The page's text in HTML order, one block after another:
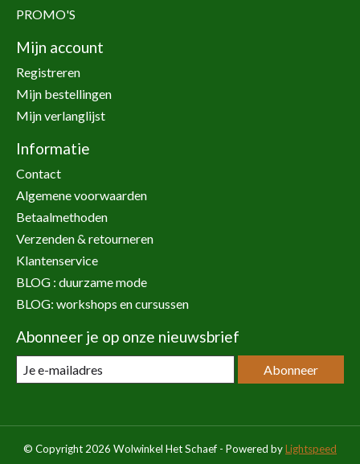
PROMO'S
Mijn account
Registreren
Mijn bestellingen
Mijn verlanglijst
Informatie
Contact
Algemene voorwaarden
Betaalmethoden
Verzenden & retourneren
Klantenservice
BLOG : duurzame mode
BLOG: workshops en cursussen
Abonneer je op onze nieuwsbrief
Abonneer
© Copyright 2026 Wolwinkel Het Schaef - Powered byLightspeed